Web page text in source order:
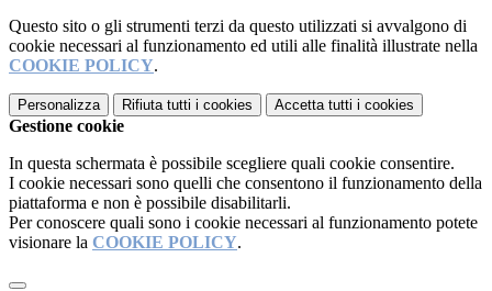
Questo sito o gli strumenti terzi da questo utilizzati si avvalgono di
cookie necessari al funzionamento ed utili alle finalità illustrate nella
COOKIE POLICY.
Personalizza Rifiuta tutti i cookies Accetta tutti i cookies
Gestione cookie
In questa schermata è possibile scegliere quali cookie consentire.
I cookie necessari sono quelli che consentono il funzionamento della
piattaforma e non è possibile disabilitarli.
Per conoscere quali sono i cookie necessari al funzionamento potete
visionare la COOKIE POLICY.